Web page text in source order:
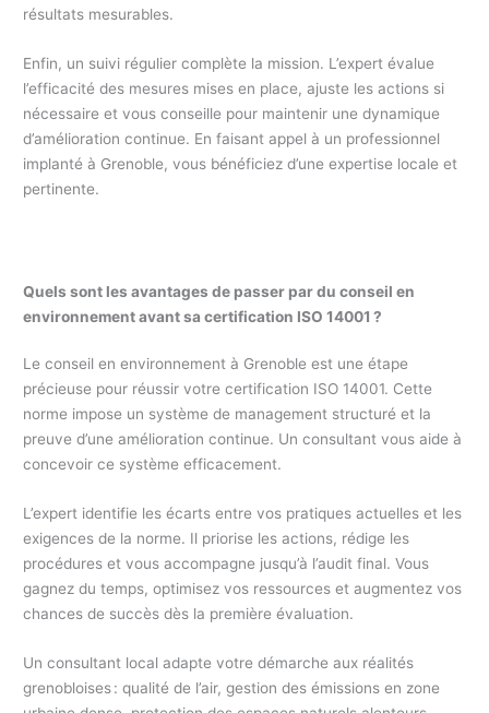
résultats mesurables.
Enfin, un suivi régulier complète la mission. L’expert évalue
l’efficacité des mesures mises en place, ajuste les actions si
nécessaire et vous conseille pour maintenir une dynamique
d’amélioration continue. En faisant appel à un professionnel
implanté à Grenoble, vous bénéficiez d’une expertise locale et
pertinente.
Quels sont les avantages de passer par du conseil en
environnement avant sa certification ISO 14001 ?
Le conseil en environnement à Grenoble est une étape
précieuse pour réussir votre certification ISO 14001. Cette
norme impose un système de management structuré et la
preuve d’une amélioration continue. Un consultant vous aide à
concevoir ce système efficacement.
L’expert identifie les écarts entre vos pratiques actuelles et les
exigences de la norme. Il priorise les actions, rédige les
procédures et vous accompagne jusqu’à l’audit final. Vous
gagnez du temps, optimisez vos ressources et augmentez vos
chances de succès dès la première évaluation.
Un consultant local adapte votre démarche aux réalités
grenobloises : qualité de l’air, gestion des émissions en zone